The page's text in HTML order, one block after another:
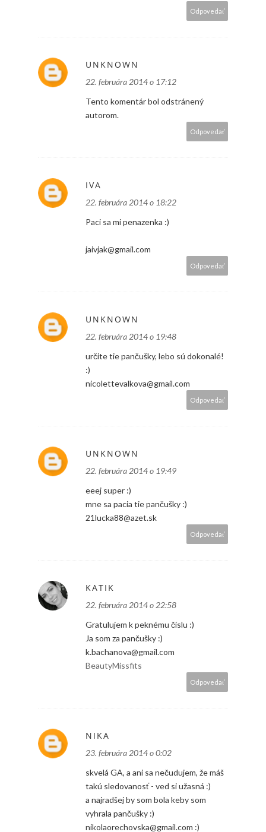
Odpovedať
UNKNOWN
22. februára 2014 o 17:12
Tento komentár bol odstránený
autorom.
Odpovedať
IVA
22. februára 2014 o 18:22
Paci sa mi penazenka :)
jaivjak@gmail.com
Odpovedať
UNKNOWN
22. februára 2014 o 19:48
určite tie pančušky, lebo sú dokonalé!
:)
nicolettevalkova@gmail.com
Odpovedať
UNKNOWN
22. februára 2014 o 19:49
eeej super :)
mne sa pacia tie pančušky :)
21lucka88@azet.sk
Odpovedať
KATIK
22. februára 2014 o 22:58
Gratulujem k peknému číslu :)
Ja som za pančušky :)
k.bachanova@gmail.com
BeautyMissfits
Odpovedať
NIKA
23. februára 2014 o 0:02
skvelá GA, a ani sa nečudujem, že máš
takú sledovanosť - ved si užasná :)
a najradšej by som bola keby som
vyhrala pančušky :)
nikolaorechovska@gmail.com :)